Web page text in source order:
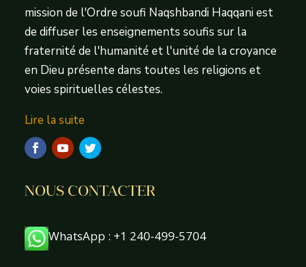
mission de l'Ordre soufi Naqshbandi Haqqani est
de diffuser les enseignements soufis sur la
fraternité de l'humanité et l'unité de la croyance
en Dieu présente dans toutes les religions et
voies spirituelles célestes.
Lire la suite
NOUS CONTACTER
WhatsApp : +1 240-499-5704